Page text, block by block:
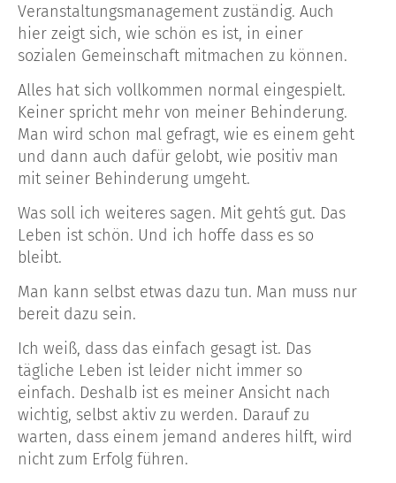
Veranstaltungsmanagement zuständig. Auch
hier zeigt sich, wie schön es ist, in einer
sozialen Gemeinschaft mitmachen zu können.
Alles hat sich vollkommen normal eingespielt.
Keiner spricht mehr von meiner Behinderung.
Man wird schon mal gefragt, wie es einem geht
und dann auch dafür gelobt, wie positiv man
mit seiner Behinderung umgeht.
Was soll ich weiteres sagen. Mit geht´s gut. Das
Leben ist schön. Und ich hoffe dass es so
bleibt.
Man kann selbst etwas dazu tun. Man muss nur
bereit dazu sein.
Ich weiß, dass das einfach gesagt ist. Das
tägliche Leben ist leider nicht immer so
einfach. Deshalb ist es meiner Ansicht nach
wichtig, selbst aktiv zu werden. Darauf zu
warten, dass einem jemand anderes hilft, wird
nicht zum Erfolg führen.